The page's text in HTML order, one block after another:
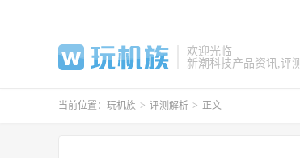
欢迎光临
新潮科技产品资讯,评
当前位置： 玩机族 > 评测解析 > 正文